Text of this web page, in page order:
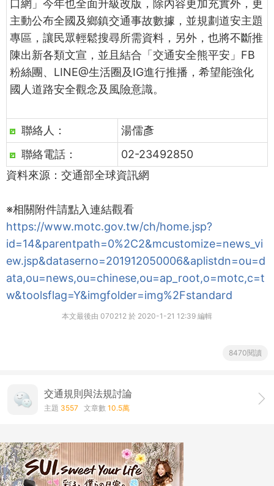
口網」今年也全面升級改版，除內容更加充實外，更
主動公布全國及鄉鎮交通事故數據，並規劃道安主題
專區，讓民眾輕鬆搜尋所需資料，另外，也將不斷推
陳出新各類文宣，並且結合「交通安全熊平安」FB
粉絲團、LINE@生活圈及IG進行推播，希望能強化
國人道路安全觀念及風險意識。
聯絡人：
湯儒彥
聯絡電話：
02-23492850
資料來源：交通部全球資訊網
※相關附件請點入連結觀看
https://www.motc.gov.tw/ch/home.jsp?
id=14&parentpath=0%2C2&mcustomize=news_vi
ew.jsp&dataserno=201912050006&aplistdn=ou=d
ata,ou=news,ou=chinese,ou=ap_root,o=motc,c=t
w&toolsflag=Y&imgfolder=img%2Fstandard
本文最後由 070212 於 2020-1-21 12:39 編輯
8470閱讀
交通規則與法規討論
主題 3557 文章數 10.5萬